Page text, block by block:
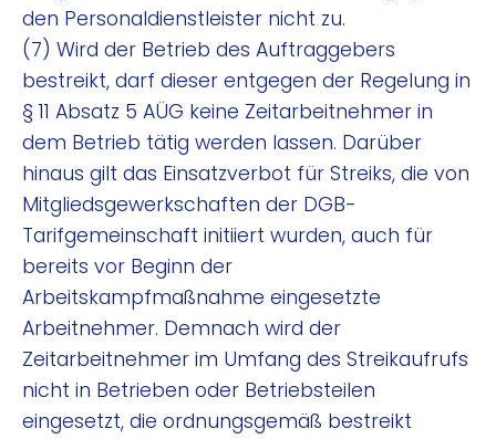
den Personaldienstleister nicht zu.
(7) Wird der Betrieb des Auftraggebers
bestreikt, darf dieser entgegen der Regelung in
§ 11 Absatz 5 AÜG keine Zeitarbeitnehmer in
dem Betrieb tätig werden lassen. Darüber
hinaus gilt das Einsatzverbot für Streiks, die von
Mitgliedsgewerkschaften der DGB-
Tarifgemeinschaft initiiert wurden, auch für
bereits vor Beginn der
Arbeitskampfmaßnahme eingesetzte
Arbeitnehmer. Demnach wird der
Zeitarbeitnehmer im Umfang des Streikaufrufs
nicht in Betrieben oder Betriebsteilen
eingesetzt, die ordnungsgemäß bestreikt